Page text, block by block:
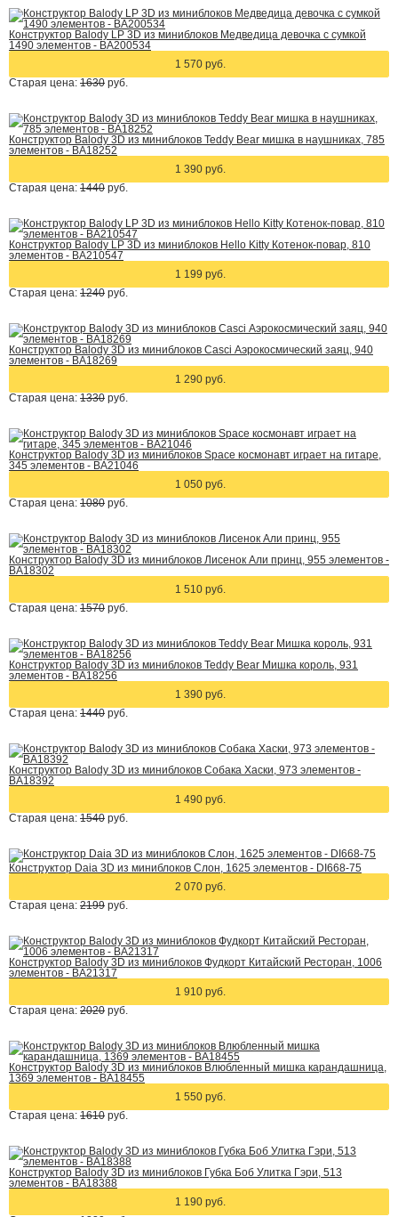
Конструктор Balody LP 3D из миниблоков Медведица девочка с сумкой
1490 элементов - BA200534
1 570 руб.
Старая цена: 1630 руб.
Конструктор Balody 3D из миниблоков Teddy Bear мишка в наушниках, 785
элементов - BA18252
1 390 руб.
Старая цена: 1440 руб.
Конструктор Balody LP 3D из миниблоков Hello Kitty Котенок-повар, 810
элементов - BA210547
1 199 руб.
Старая цена: 1240 руб.
Конструктор Balody 3D из миниблоков Casci Аэрокосмический заяц, 940
элементов - BA18269
1 290 руб.
Старая цена: 1330 руб.
Конструктор Balody 3D из миниблоков Space космонавт играет на гитаре,
345 элементов - BA21046
1 050 руб.
Старая цена: 1080 руб.
Конструктор Balody 3D из миниблоков Лисенок Али принц, 955 элементов -
BA18302
1 510 руб.
Старая цена: 1570 руб.
Конструктор Balody 3D из миниблоков Teddy Bear Мишка король, 931
элементов - BA18256
1 390 руб.
Старая цена: 1440 руб.
Конструктор Balody 3D из миниблоков Собака Хаски, 973 элементов -
BA18392
1 490 руб.
Старая цена: 1540 руб.
Конструктор Daia 3D из миниблоков Слон, 1625 элементов - DI668-75
2 070 руб.
Старая цена: 2199 руб.
Конструктор Balody 3D из миниблоков Фудкорт Китайский Ресторан, 1006
элементов - BA21317
1 910 руб.
Старая цена: 2020 руб.
Конструктор Balody 3D из миниблоков Влюбленный мишка карандашница,
1369 элементов - BA18455
1 550 руб.
Старая цена: 1610 руб.
Конструктор Balody 3D из миниблоков Губка Боб Улитка Гэри, 513
элементов - BA18388
1 190 руб.